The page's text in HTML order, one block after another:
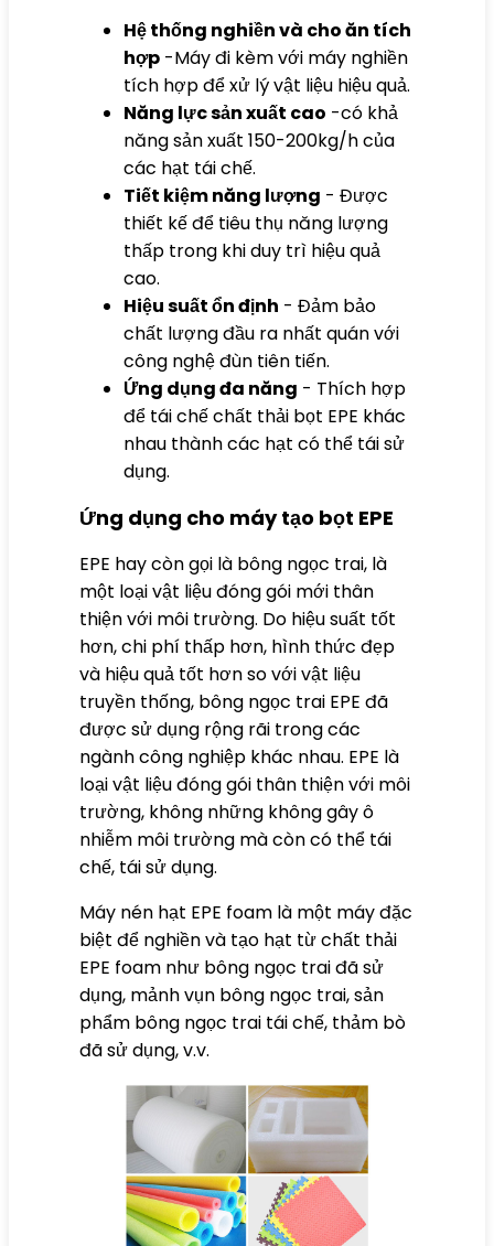
Hệ thống nghiền và cho ăn tích
hợp -Máy đi kèm với máy nghiền
tích hợp để xử lý vật liệu hiệu quả.
Năng lực sản xuất cao -có khả
năng sản xuất 150-200kg/h của
các hạt tái chế.
Tiết kiệm năng lượng - Được
thiết kế để tiêu thụ năng lượng
thấp trong khi duy trì hiệu quả
cao.
Hiệu suất ổn định - Đảm bảo
chất lượng đầu ra nhất quán với
công nghệ đùn tiên tiến.
Ứng dụng đa năng - Thích hợp
để tái chế chất thải bọt EPE khác
nhau thành các hạt có thể tái sử
dụng.
Ứng dụng cho máy tạo bọt EPE
EPE hay còn gọi là bông ngọc trai, là
một loại vật liệu đóng gói mới thân
thiện với môi trường. Do hiệu suất tốt
hơn, chi phí thấp hơn, hình thức đẹp
và hiệu quả tốt hơn so với vật liệu
truyền thống, bông ngọc trai EPE đã
được sử dụng rộng rãi trong các
ngành công nghiệp khác nhau. EPE là
loại vật liệu đóng gói thân thiện với môi
trường, không những không gây ô
nhiễm môi trường mà còn có thể tái
chế, tái sử dụng.
Máy nén hạt EPE foam là một máy đặc
biệt để nghiền và tạo hạt từ chất thải
EPE foam như bông ngọc trai đã sử
dụng, mảnh vụn bông ngọc trai, sản
phẩm bông ngọc trai tái chế, thảm bò
đã sử dụng, v.v.